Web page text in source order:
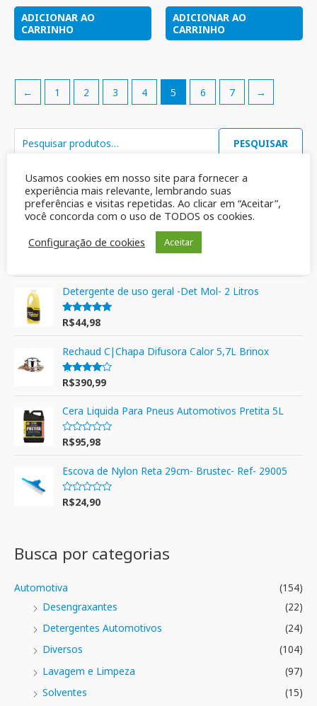
PESQUISAR
Mais vendidos
Sabão em Barra Multiativo Azul Ypê 900gr
Detergente de uso geral -Det Mol- 2 Litros
Avaliação
5.00
de 5
R$44,98
Rechaud C|Chapa Difusora Calor 5,7L Brinox
Avaliação
4.00
de 5
R$390,99
Cera Liquida Para Pneus Automotivos Pretita 5L
A
l
i
a
ã
5
R$95,98
Escova de Nylon Reta 29cm- Brustec- Ref- 29005
A
ç
ã
d
5
R$24,90
Busca por categorias
Automotiva
(154)
Desengraxantes
(22)
Detergentes Automotivos
(24)
Diversos
(104)
Lavagem e Limpeza
(97)
Solventes
(15)
ADICIONAR AO
CARRINHO
ADICIONAR AO
CARRINHO
← 1 2 3 4 5 6 7 →
Usamos cookies em nosso site para fornecer a
experiência mais relevante, lembrando suas
preferências e visitas repetidas. Ao clicar em “Aceitar”,
você concorda com o uso de TODOS os cookies.
Configuração de cookies
Aceitar